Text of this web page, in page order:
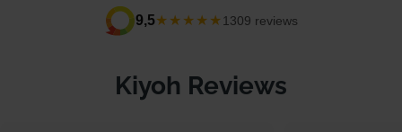
9,5★★★★★ 1309 reviews
Kiyoh Reviews